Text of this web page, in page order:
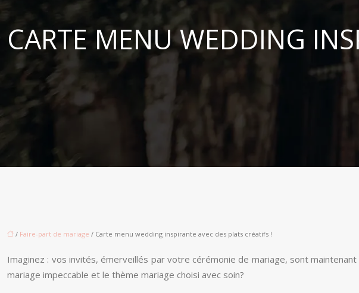
CARTE MENU WEDDING
/ Faire-part de mariage / Carte menu wedding inspirante avec des plats créatifs !
Imaginez : vos invités, émerveillés par votre cérémonie de mariage, sont
mariage impeccable et le thème mariage choisi avec soin?